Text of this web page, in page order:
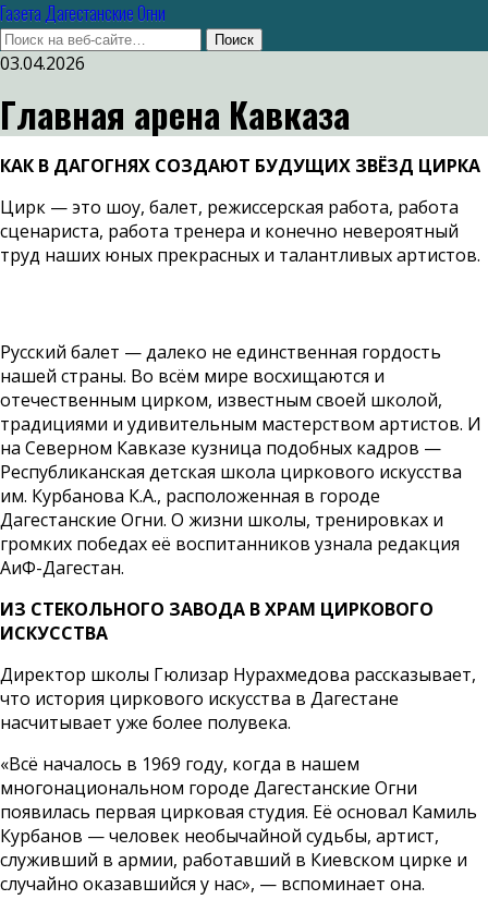
Газета Дагестанские Огни
03.04.2026
Главная арена Кавказа
КАК В ДАГОГНЯХ СОЗДАЮТ БУДУЩИХ ЗВЁЗД ЦИРКА
Цирк — это шоу, балет, режиссерская работа, работа
сценариста, работа тренера и конечно невероятный
труд наших юных прекрасных и талантливых артистов.
Русский балет — далеко не единственная гордость
нашей страны. Во всём мире восхищаются и
отечественным цирком, известным своей школой,
традициями и удивительным мастерством артистов. И
на Северном Кавказе кузница подобных кадров —
Республиканская детская школа циркового искусства
им. Курбанова К.А., расположенная в городе
Дагестанские Огни. О жизни школы, тренировках и
громких победах её воспитанников узнала редакция
АиФ-Дагестан.
ИЗ СТЕКОЛЬНОГО ЗАВОДА В ХРАМ ЦИРКОВОГО
ИСКУССТВА
Директор школы Гюлизар Нурахмедова рассказывает,
что история циркового искусства в Дагестане
насчитывает уже более полувека.
«Всё началось в 1969 году, когда в нашем
многонациональном городе Дагестанские Огни
появилась первая цирковая студия. Её основал Камиль
Курбанов — человек необычайной судьбы, артист,
служивший в армии, работавший в Киевском цирке и
случайно оказавшийся у нас», — вспоминает она.